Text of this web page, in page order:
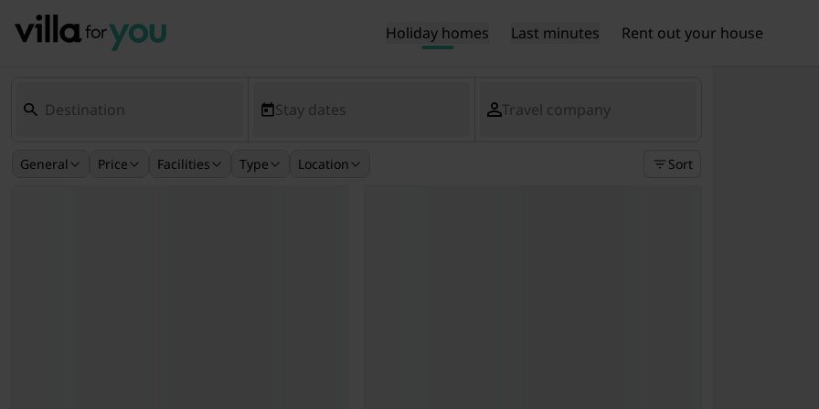
Holiday homes Last minutes Rent out your house
Stay dates Travel company
General Price Facilities Type Location Sort